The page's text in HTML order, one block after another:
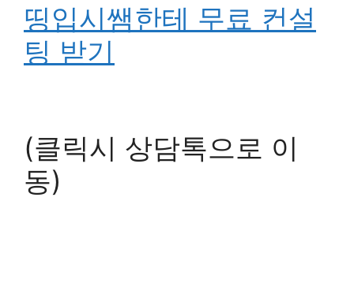
띵입시쌤한테 무료 컨설
팅 받기
(클릭시 상담톡으로 이
동)